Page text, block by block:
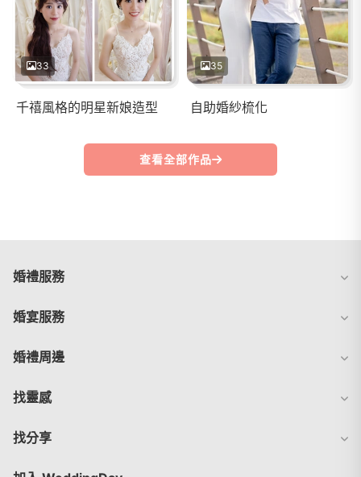
33
千禧風格的明星新娘造型
35
自助婚紗梳化
查看全部作品
婚禮服務
婚宴服務
婚禮周邊
找靈感
找分享